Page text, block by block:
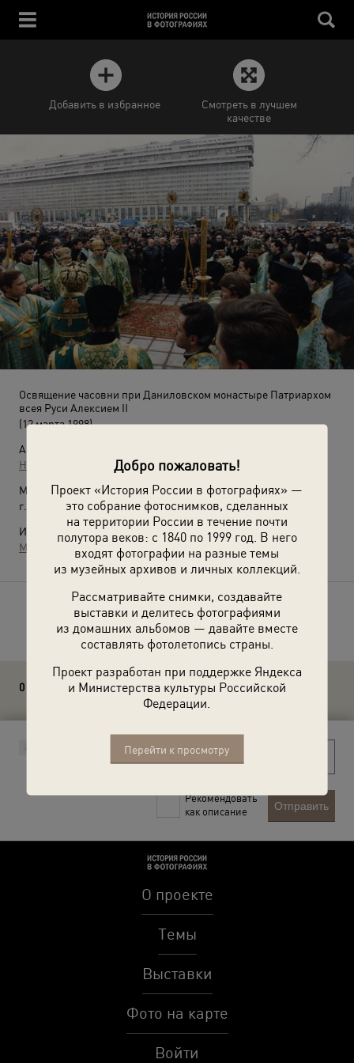
Добро пожаловать!
Проект «История России в фотографиях» —
это собрание фотоснимков, сделанных
на территории России в течение почти
полутора веков: с 1840 по 1999 год. В него
входят фотографии на разные темы
из музейных архивов и личных коллекций.
Рассматривайте снимки, создавайте
выставки и делитесь фотографиями
из домашних альбомов — давайте вместе
составлять фотолетопись страны.
Проект разработан при поддержке Яндекса
и Министерства культуры Российской
Федерации.
Перейти к просмотру
Добавить в избранное
Смотреть в лучшем
качестве
Освящение часовни при Даниловском монастыре Патриархом
всея Руси Алексием II
(12 марта 1998)
Автор:
Н. Нагач
Место съемки:
г. Москва
Источники:
Музей Москвы
Расскажите друзьям об этом фото
0 комментариев
Рекомендовать
как описание
Отправить
О проекте
Темы
Выставки
Фото на карте
Войти